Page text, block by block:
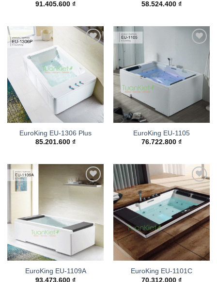
91.405.600 ₫
58.524.400 ₫
Add to
wishlist
EuroKing EU-1306 Plus
85.201.600 ₫
EuroKing EU-1105
76.722.800 ₫
Add to
wishlist
EuroKing EU-1109A
93.473.600 ₫
Add to
wishlist
EuroKing EU-1101C
70.312.000 ₫